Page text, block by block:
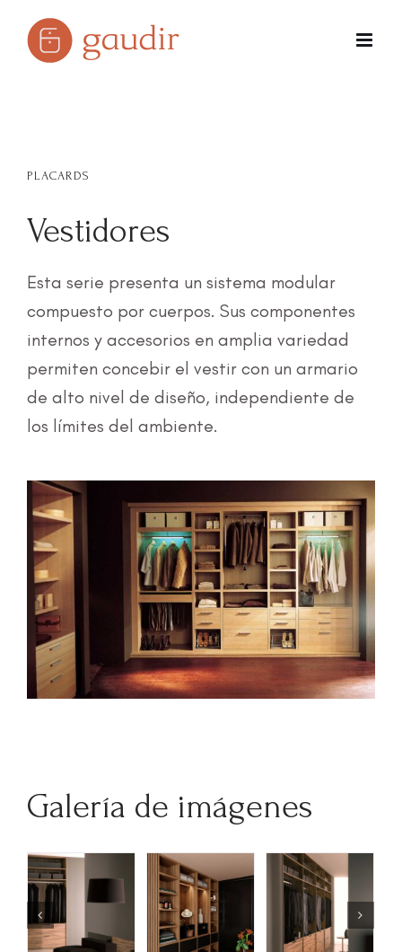
PLACARDS
Vestidores
Esta serie presenta un sistema modular
compuesto por cuerpos. Sus componentes
internos y accesorios en amplia variedad
permiten concebir el vestir con un armario
de alto nivel de diseño, independiente de
los límites del ambiente.
Galería de imágenes